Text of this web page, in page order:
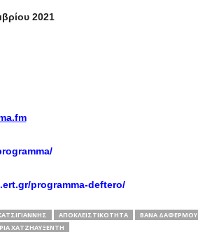
2021
programma-deftero/
ΑΠΟΚΛΕΙΣΤΙΚΌΤΗΤΑ
ΒΆΝΑ ΔΑΦΈΡΜΟΥ
ΧΑΤΖΗΑΥΞΈΝΤΗ